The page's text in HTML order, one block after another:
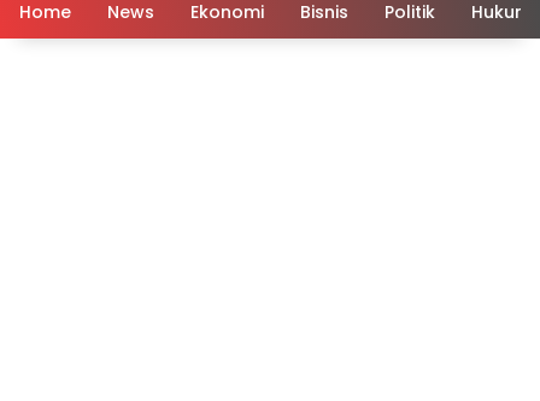
Home News Ekonomi Bisnis Politik Hukum